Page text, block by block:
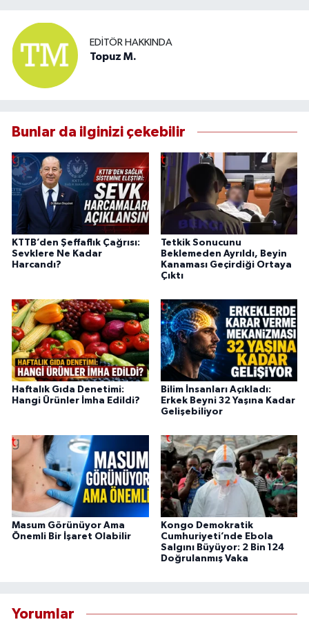
EDITÖR HAKKINDA
Topuz M.
Bunlar da ilginizi çekebilir
KTTB’den Şeffaflık Çağrısı:
Sevklere Ne Kadar
Harcandı?
Tetkik Sonucunu
Beklemeden Ayrıldı, Beyin
Kanaması Geçirdiği Ortaya
Çıktı
Haftalık Gıda Denetimi:
Hangi Ürünler İmha Edildi?
Bilim İnsanları Açıkladı:
Erkek Beyni 32 Yaşına Kadar
Gelişebiliyor
Masum Görünüyor Ama
Önemli Bir İşaret Olabilir
Kongo Demokratik
Cumhuriyeti’nde Ebola
Salgını Büyüyor: 2 Bin 124
Doğrulanmış Vaka
Yorumlar